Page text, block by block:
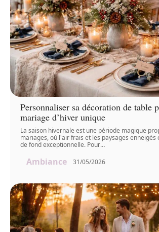
Personnaliser sa décoration de table
mariage d’hiver unique
La saison hivernale est une période magique
mariages, où l'air frais et les paysages enneigés
de fond exceptionnelle. Pour…
Ambiance 31/05/2026